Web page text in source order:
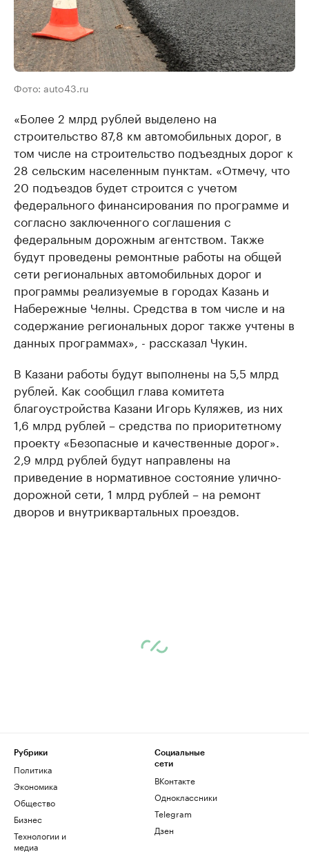
Фото: auto43.ru
«Более 2 млрд рублей выделено на
строительство 87,8 км автомобильных дорог, в
том числе на строительство подъездных дорог к
28 сельским населенным пунктам. «Отмечу, что
20 подъездов будет строится с учетом
федерального финансирования по программе и
согласно заключенного соглашения с
федеральным дорожным агентством. Также
будут проведены ремонтные работы на общей
сети региональных автомобильных дорог и
программы реализуемые в городах Казань и
Набережные Челны. Средства в том числе и на
содержание региональных дорог также учтены в
данных программах», - рассказал Чукин.
В Казани работы будут выполнены на 5,5 млрд
рублей. Как сообщил глава комитета
благоустройства Казани Игорь Куляжев, из них
1,6 млрд рублей – средства по приоритетному
проекту «Безопасные и качественные дорог».
2,9 млрд рублей будут направлены на
приведение в нормативное состояние улично-
дорожной сети, 1 млрд рублей – на ремонт
дворов и внутриквартальных проездов.
Рубрики
Политика
Экономика
Общество
Бизнес
Технологии и
медиа
Социальные
сети
ВКонтакте
Одноклассники
Telegram
Дзен